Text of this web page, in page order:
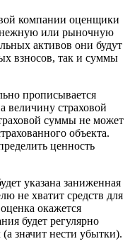
компании оценщики
или рыночную
активов они будут
взносов, так и суммы
прописывается
величину страховой
суммы не может
объекта.
ценность
указана заниженная
не хватит средств для
окажется
будет регулярно
значит нести убытки).